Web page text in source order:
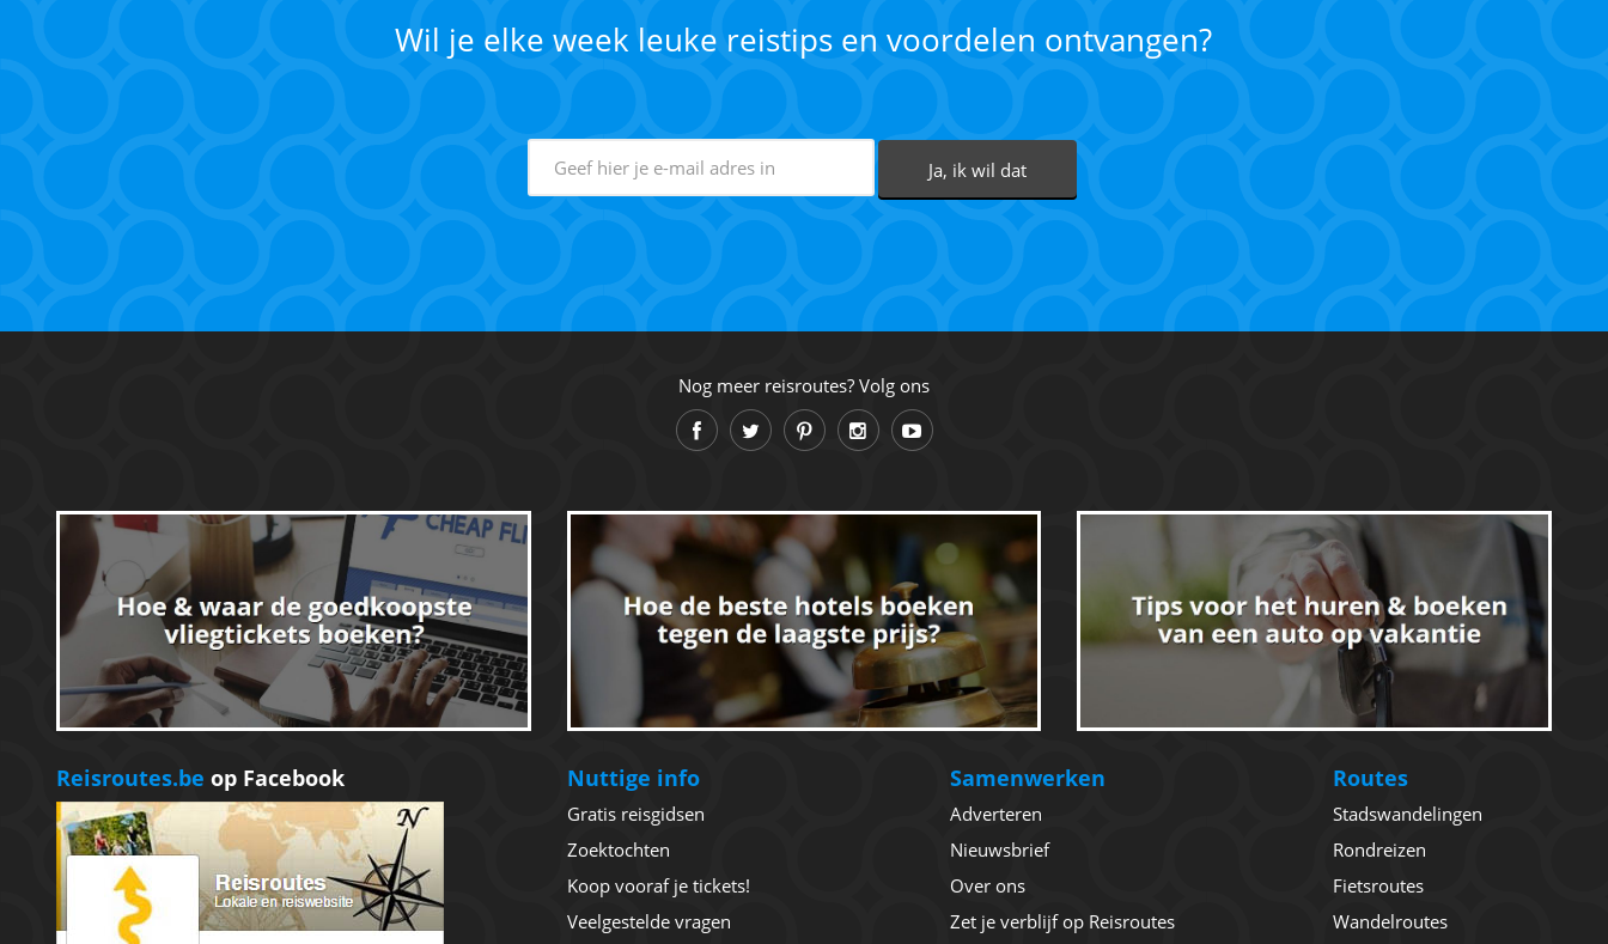
Wil je elke week leuke reistips en voordelen ontvangen?
Nog meer reisroutes? Volg ons
Reisroutes.be op Facebook Nuttige info
Gratis reisgidsen
Zoektochten
Koop vooraf je tickets!
Veelgestelde vragen
Samenwerken
Adverteren
Nieuwsbrief
Over ons
Zet je verblijf op Reisroutes
Routes
Stadswandelingen
Rondreizen
Fietsroutes
Wandelroutes